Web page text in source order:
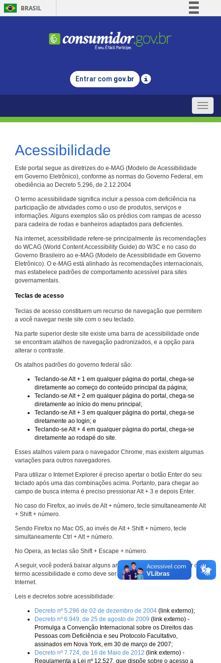
BRASIL
Comunica BR
Legislação
Entrar com gov.br
Toggle
Acessibilidade
Este portal segue as diretrizes do e-MAG (Modelo de Acessibilidade
em Governo Eletrônico), conforme as normas do Governo Federal, em
obediência ao Decreto 5.296, de 2.12.2004
O termo acessibilidade significa incluir a pessoa com deficiência na
participação de atividades como o uso de produtos, serviços e
informações. Alguns exemplos são os prédios com rampas de acesso
para cadeira de rodas e banheiros adaptados para deficientes.
Na internet, acessibilidade refere-se principalmente às recomendações
do WCAG (World Content Accessibility Guide) do W3C e no caso do
Governo Brasileiro ao e-MAG (Modelo de Acessibilidade em Governo
Eletrônico). O e-MAG está alinhado às recomendações internacionais,
mas estabelece padrões de comportamento acessível para sites
governamentais.
Teclas de acesso
Teclas de acesso constituem um recurso de navegação que permitem
a você navegar neste site com o seu teclado.
Na parte superior deste site existe uma barra de acessibilidade onde
se encontram atalhos de navegação padronizados, e a opção para
alterar o contraste.
Os atalhos padrões do governo federal são:
Teclando-se Alt + 1 em qualquer página do portal, chega-se
diretamente ao começo do conteúdo principal da página;
Teclando-se Alt + 2 em qualquer página do portal, chega-se
diretamente ao início do menu principal;
Teclando-se Alt + 3 em qualquer página do portal, chega-se
diretamente ao login; e
Teclando-se Alt + 4 em qualquer página do portal, chega-se
diretamente ao rodapé do site.
Esses atalhos valem para o navegador Chrome, mas existem algumas
variações para outros navegadores.
Para utilizar o Internet Explorer é preciso apertar o botão Enter do seu
teclado após uma das combinações acima. Portanto, para chegar ao
campo de busca interna é preciso pressionar Alt + 3 e depois Enter.
No caso do Firefox, ao invés de Alt + número, tecle simultaneamente Alt
+ Shift + número.
Sendo Firefox no Mac OS, ao invés de Alt + Shift + número, tecle
simultaneamente Ctrl + Alt + número.
No Opera, as teclas são Shift + Escape + número.
A seguir, você poderá baixar alguns arquivos que explicam melhor o
termo acessibilidade e como deve ser implementado nos sites da
Internet.
Leis e decretos sobre acessibilidade:
Decreto nº 5.296 de 02 de dezembro de 2004 (link externo);
Decreto nº 6.949, de 25 de agosto de 2009 (link externo) -
Promulga a Convenção Internacional sobre os Direitos das
Pessoas com Deficiência e seu Protocolo Facultativo,
assinados em Nova York, em 30 de março de 2007;
Decreto nº 7.724, de 16 de Maio de 2012 (link externo) -
Regulamenta a Lei nº 12.527, que dispõe sobre o acesso a